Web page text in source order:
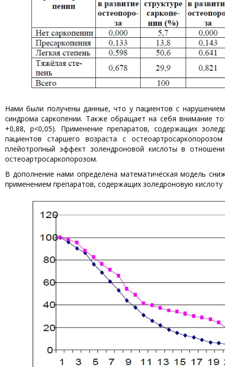
Нами были получены данные, что у пациентов с
синдрома саркопении. Также обращает на себя внимание
+0,88, p<0,05). Применение препаратов, содержащих
пациентов старшего возраста с
плейотропный эффект золендроновой кислоты в
остеоартросаркопорозом.
В дополнение нами определена математическая модель
применением препаратов, содержащих золедроновую кислоту